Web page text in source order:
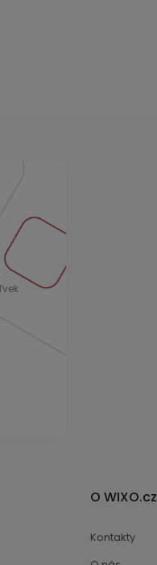
O WIXO.cz
Kontakty